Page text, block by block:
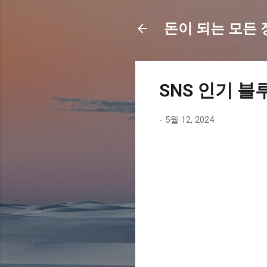
돈이 되는 모든
SNS 인기 블
- 5월 12, 2024